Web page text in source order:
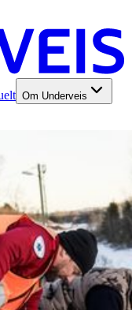
Om Underveis